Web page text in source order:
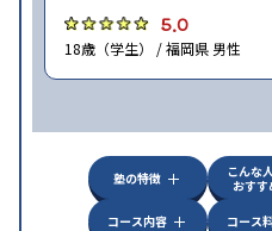
5.0
18歳（学生） / 福岡県 男性
塾の特徴
こんな
おすす
コース内容
コース